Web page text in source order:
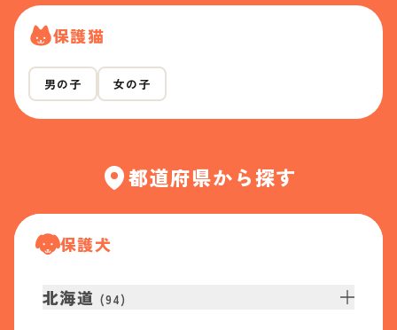
保護猫
男の子 女の子
都道府県から探す
保護犬
北海道 (94)